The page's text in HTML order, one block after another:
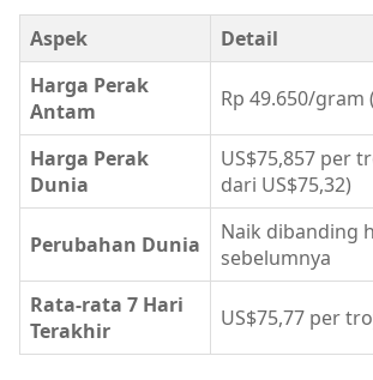
Aspek
Detail
Harga Perak
Antam
Rp 49.650/gram
Harga Perak
Dunia
US$75,857 per
dari US$75,32)
Perubahan Dunia
Naik dibanding
sebelumnya
Rata-rata 7 Hari
Terakhir
US$75,77 per